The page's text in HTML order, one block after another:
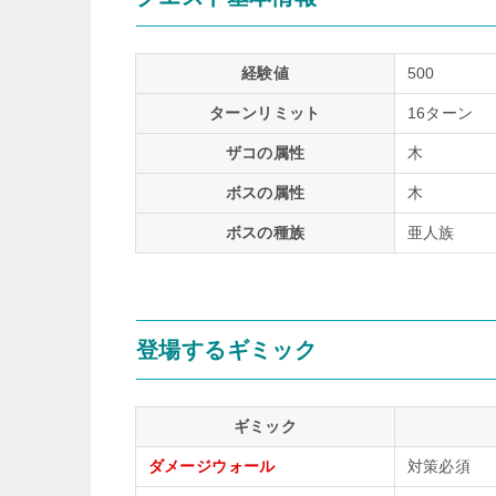
経験値 500
ターンリミット 16ターン
ザコの属性 木
ボスの属性 木
ボスの種族 亜人族
登場するギミック
ギミック
ダメージウォール 対策必須